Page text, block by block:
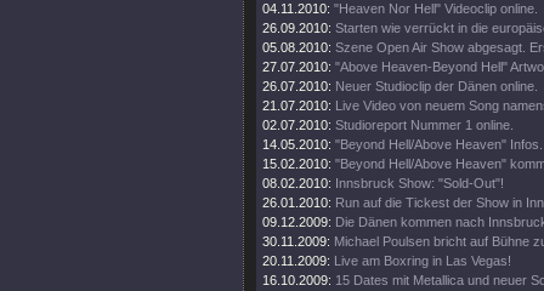
04.11.2010: "Heaven Nor Hell" Videoclip online.
26.09.2010: Starten wie verrückt in die
05.08.2010: Szene Open Air Show abgesagt.
27.07.2010: "Above Heaven-Beyond Hell"
26.07.2010: Neuer Studioclip der Dänen online.
21.07.2010: Live Video von neuem Song
02.07.2010: Studioreport Nummer 1 online.
14.05.2010: "Beyond Hell/Above Heaven"
15.02.2010: "Beyond Hell/Above Heaven"
08.02.2010: Innsbruck Show: "Sold-Out"!
26.01.2010: Run auf die Tickest der Show in
09.12.2009: Die Dänen kommen nach
30.11.2009: Michael Poulsen bricht auf Bühne
20.11.2009: Live am Boxring in Las Vegas!
16.10.2009: 15 Dates mit Metallica und neuer